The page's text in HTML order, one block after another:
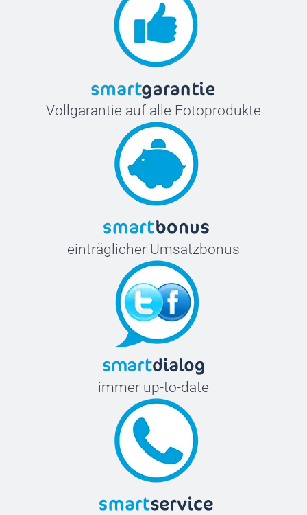
Vollgarantie auf alle Fotoprodukte
einträglicher Umsatzbonus
immer up-to-date